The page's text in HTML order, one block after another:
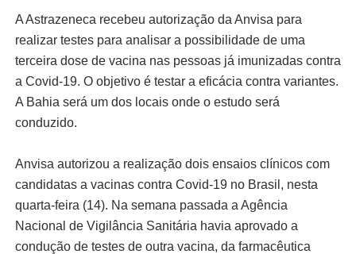
A Astrazeneca recebeu autorização da Anvisa para
realizar testes para analisar a possibilidade de uma
terceira dose de vacina nas pessoas já imunizadas contra
a Covid-19. O objetivo é testar a eficácia contra variantes.
A Bahia será um dos locais onde o estudo será
conduzido.
Anvisa autorizou a realização dois ensaios clínicos com
candidatas a vacinas contra Covid-19 no Brasil, nesta
quarta-feira (14). Na semana passada a Agência
Nacional de Vigilância Sanitária havia aprovado a
condução de testes de outra vacina, da farmacêutica